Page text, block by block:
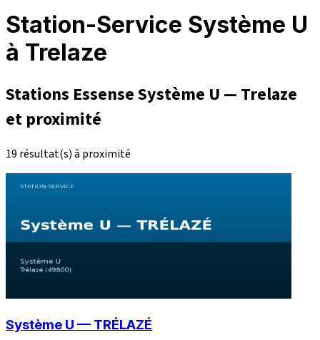
Station-Service Système U
à Trelaze
Stations Essense Système U — Trelaze
et proximité
19 résultat(s) à proximité
Système U — TRÉLAZÉ